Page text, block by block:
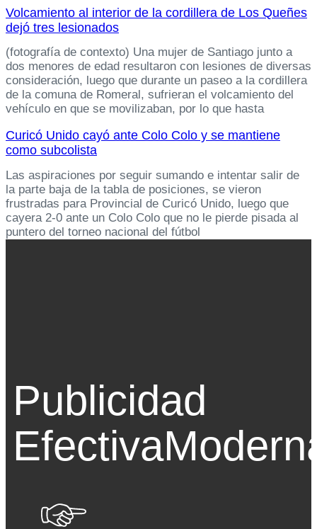
Volcamiento al interior de la cordillera de Los Queñes
dejó tres lesionados
(fotografía de contexto) Una mujer de Santiago junto a
dos menores de edad resultaron con lesiones de diversas
consideración, luego que durante un paseo a la cordillera
de la comuna de Romeral, sufrieran el volcamiento del
vehículo en que se movilizaban, por lo que hasta
Curicó Unido cayó ante Colo Colo y se mantiene
como subcolista
Las aspiraciones por seguir sumando e intentar salir de
la parte baja de la tabla de posiciones, se vieron
frustradas para Provincial de Curicó Unido, luego que
cayera 2-0 ante un Colo Colo que no le pierde pisada al
puntero del torneo nacional del fútbol
Publicidad
Efectiva